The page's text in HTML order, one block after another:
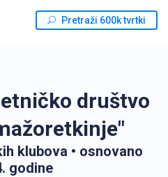
Pretraži 600k tvrtki
društvo
klubova • osnovano
godine